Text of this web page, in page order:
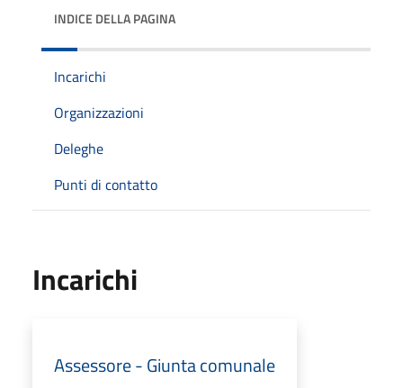
INDICE DELLA PAGINA
Incarichi
Organizzazioni
Deleghe
Punti di contatto
Incarichi
Assessore - Giunta comunale